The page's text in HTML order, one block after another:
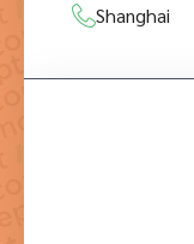
Shanghai